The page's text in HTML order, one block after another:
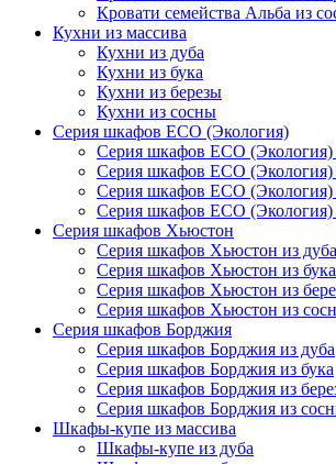
Кровати семейства Альба из
Кухни из массива
Кухни из дуба
Кухни из бука
Кухни из березы
Кухни из сосны
Серия шкафов ECO (Экология)
Серия шкафов ECO (Экология)
Серия шкафов ECO (Экология)
Серия шкафов ECO (Экология)
Серия шкафов ECO (Экология)
Серия шкафов Хьюстон
Серия шкафов Хьюстон из дуба
Серия шкафов Хьюстон из бука
Серия шкафов Хьюстон из
Серия шкафов Хьюстон из
Серия шкафов Борджия
Серия шкафов Борджия из дуба
Серия шкафов Борджия из бука
Серия шкафов Борджия из
Серия шкафов Борджия из
Шкафы-купе из массива
Шкафы-купе из дуба